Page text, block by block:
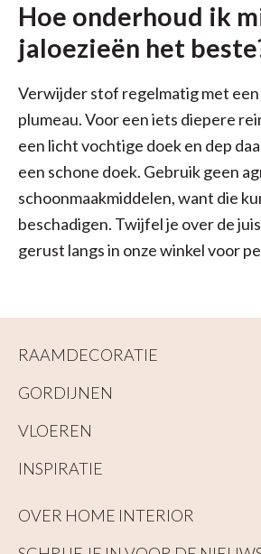
Hoe onderhoud ik
jaloezieën het
Verwijder stof regelmatig met
plumeau. Voor een iets diepere
een licht vochtige doek en dep
een schone doek. Gebruik geen
schoonmaakmiddelen, want die
beschadigen. Twijfel je over de
gerust langs in onze winkel voor
RAAMDECORATIE
GORDIJNEN
VLOEREN
INSPIRATIE
OVER HOME INTERIOR